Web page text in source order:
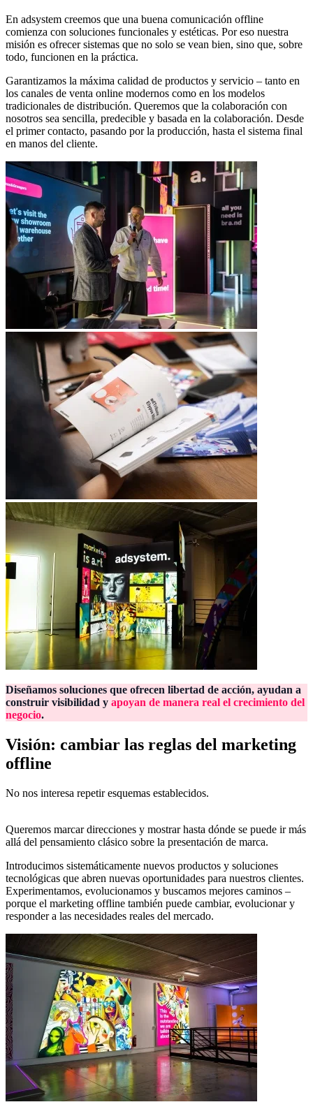
En adsystem creemos que una buena comunicación offline
comienza con soluciones funcionales y estéticas. Por eso nuestra
misión es ofrecer sistemas que no solo se vean bien, sino que, sobre
todo, funcionen en la práctica.
Garantizamos la máxima calidad de productos y servicio – tanto en
los canales de venta online modernos como en los modelos
tradicionales de distribución. Queremos que la colaboración con
nosotros sea sencilla, predecible y basada en la colaboración. Desde
el primer contacto, pasando por la producción, hasta el sistema final
en manos del cliente.
Diseñamos soluciones que ofrecen libertad de acción, ayudan a
construir visibilidad y apoyan de manera real el crecimiento del
negocio.
Visión: cambiar las reglas del marketing
offline
No nos interesa repetir esquemas establecidos.
Queremos marcar direcciones y mostrar hasta dónde se puede ir más
allá del pensamiento clásico sobre la presentación de marca.
Introducimos sistemáticamente nuevos productos y soluciones
tecnológicas que abren nuevas oportunidades para nuestros clientes.
Experimentamos, evolucionamos y buscamos mejores caminos –
porque el marketing offline también puede cambiar, evolucionar y
responder a las necesidades reales del mercado.